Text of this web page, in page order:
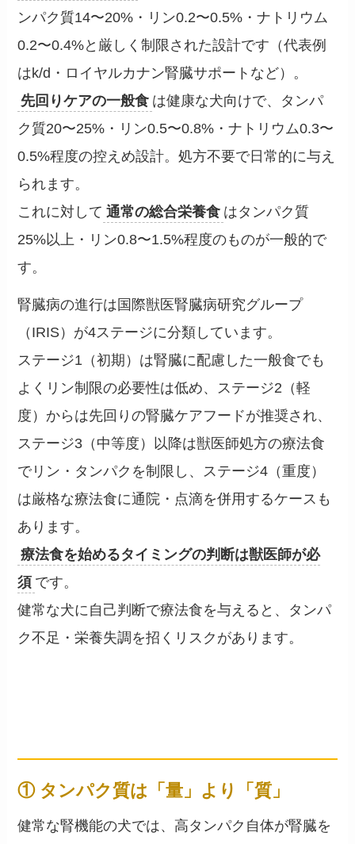
ンパク質14〜20%・リン0.2〜0.5%・ナトリウム
0.2〜0.4%と厳しく制限された設計です（代表例
はk/d・ロイヤルカナン腎臓サポートなど）。
先回りケアの一般食 は健康な犬向けで、タンパ
ク質20〜25%・リン0.5〜0.8%・ナトリウム0.3〜
0.5%程度の控えめ設計。処方不要で日常的に与え
られます。
これに対して 通常の総合栄養食 はタンパク質
25%以上・リン0.8〜1.5%程度のものが一般的で
す。
腎臓病の進行は国際獣医腎臓病研究グループ
（IRIS）が4ステージに分類しています。
ステージ1（初期）は腎臓に配慮した一般食でも
よくリン制限の必要性は低め、ステージ2（軽
度）からは先回りの腎臓ケアフードが推奨され、
ステージ3（中等度）以降は獣医師処方の療法食
でリン・タンパクを制限し、ステージ4（重度）
は厳格な療法食に通院・点滴を併用するケースも
あります。
療法食を始めるタイミングの判断は獣医師が必
須 です。
健常な犬に自己判断で療法食を与えると、タンパ
ク不足・栄養失調を招くリスクがあります。
① タンパク質は「量」より「質」
健常な腎機能の犬では、高タンパク自体が腎臓を